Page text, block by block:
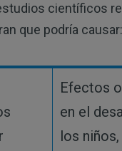
científicos
que podría causar:
Efectos
en el
los